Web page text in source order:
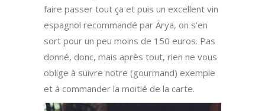
faire passer tout ça et puis un excellent vin
espagnol recommandé par Ārya, on s’en
sort pour un peu moins de 150 euros. Pas
donné, donc, mais après tout, rien ne vous
oblige à suivre notre (gourmand) exemple
et à commander la moitié de la carte.